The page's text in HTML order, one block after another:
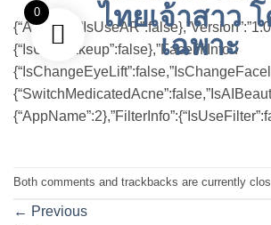
{“IsUseMakeup”:false},”FaceliftInfo”:
Both comments and trackbacks are currently
← Previous
0